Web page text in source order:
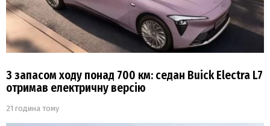
З запасом ходу понад 700 км: седан Buick Electra L7
отримав електричну версію
21 година тому